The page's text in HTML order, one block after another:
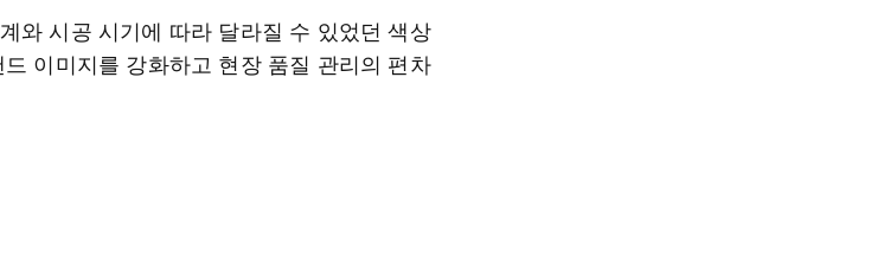
와 시공 시기에 따라 달라질 수 있었던 색상
이미지를 강화하고 현장 품질 관리의 편차